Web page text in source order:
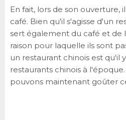
En fait, lors de son ouverture,
café. Bien qu'il s'agisse d'un
sert également du café et de
raison pour laquelle ils sont
un restaurant chinois est qu'il
restaurants chinois à
pouvons maintenant goûter